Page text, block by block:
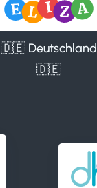
🇩🇪 Deutschland
🇩🇪